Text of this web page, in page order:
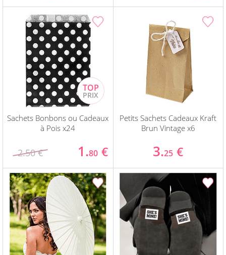
Sachets Bonbons ou Cadeaux
à Pois x24
2.50 € 1.80 €
Petits Sachets Cadeaux Kraft
Brun Vintage x6
3.25 €